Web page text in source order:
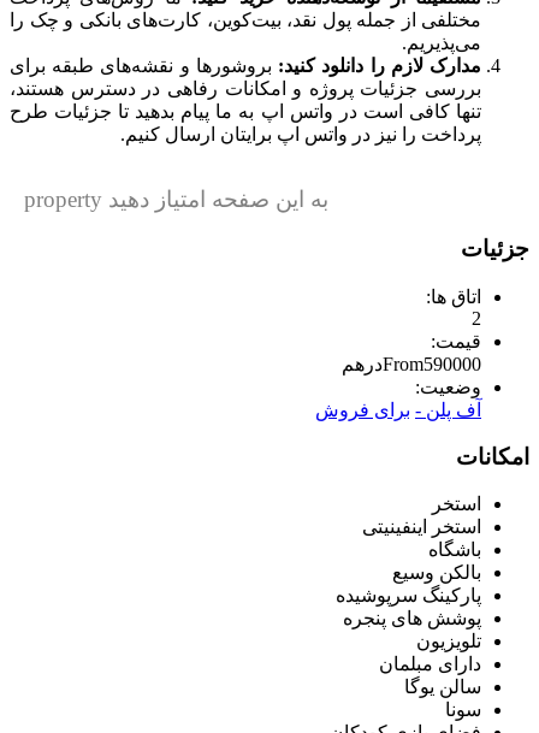
مختلفی از جمله پول نقد، بیت‌کوین، کارت‌های بانکی و چک را
می‌پذیریم.
مدارک لازم را دانلود کنید: بروشورها و نقشه‌های طبقه برای
بررسی جزئیات پروژه و امکانات رفاهی در دسترس هستند،
تنها کافی است در واتس اپ به ما پیام بدهید تا جزئیات طرح
پرداخت را نیز در واتس اپ برایتان ارسال کنیم.
به این صفحه امتیاز دهید property
جزئیات
اتاق ها:
2
قیمت:
From590000
درهم
وضعیت:
آف پلن - برای فروش
امکانات
استخر
استخر اینفینیتی
باشگاه
بالکن وسیع
پارکینگ سرپوشیده
پوشش های پنجره
تلویزیون
دارای مبلمان
سالن یوگا
سونا